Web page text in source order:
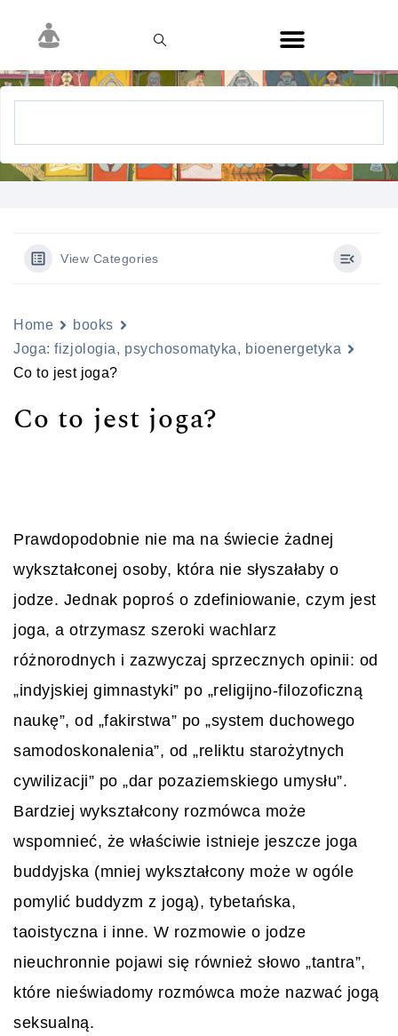
View Categories
Home
books
Joga: fizjologia, psychosomatyka, bioenergetyka
Co to jest joga?
Co to jest joga?
Prawdopodobnie nie ma na świecie żadnej
wykształconej osoby, która nie słyszałaby o
jodze. Jednak poproś o zdefiniowanie, czym jest
joga, a otrzymasz szeroki wachlarz
różnorodnych i zazwyczaj sprzecznych opinii: od
„indyjskiej gimnastyki” po „religijno-filozoficzną
naukę”, od „fakirstwa” po „system duchowego
samodoskonalenia”, od „reliktu starożytnych
cywilizacji” po „dar pozaziemskiego umysłu”.
Bardziej wykształcony rozmówca może
wspomnieć, że właściwie istnieje jeszcze joga
buddyjska (mniej wykształcony może w ogóle
pomylić buddyzm z jogą), tybetańska,
taoistyczna i inne. W rozmowie o jodze
nieuchronnie pojawi się również słowo „tantra”,
które nieświadomy rozmówca może nazwać jogą
seksualną.